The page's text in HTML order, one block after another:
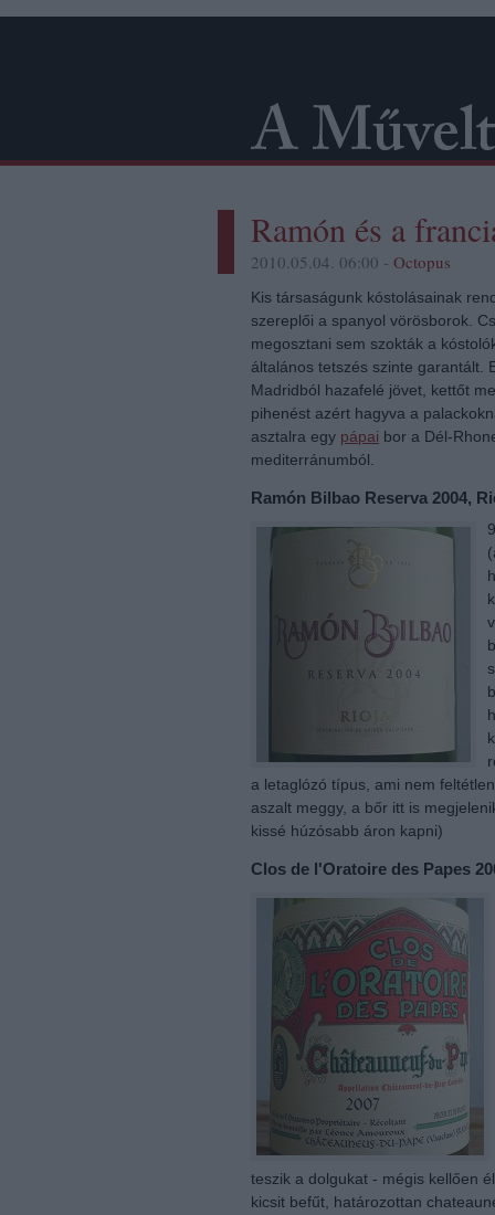
Ramón és a
2010.05.04. 06:00 - Octopus
Kis társaságunk kóstolásainak
szereplői a spanyol vörösborok.
megosztani sem szokták a
általános tetszés szinte garantált.
Madridból hazafelé jövet, kettőt
pihenést azért hagyva a
asztalra egy pápai bor a Dél-
mediterránumból.
Ramón Bilbao Reserva 2004,
a letaglózó típus, ami nem
aszalt meggy, a bőr itt is
kissé húzósabb áron kapni)
Clos de l'Oratoire des Papes
teszik a dolgukat - mégis kellően
kicsit befűt, határozottan